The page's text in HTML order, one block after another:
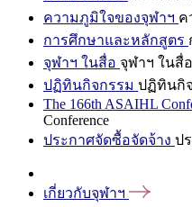
ความภูมิใจของจุฬาฯ ค
การศึกษาและหลักสูตร
จุฬาฯ ในสื่อ จุฬาฯ ในสื่อ
ปฏิทินกิจกรรม ปฏิทินกิ
The 166th ASAIHL
Conference
ประกาศจัดซื้อจัดจ้าง ป
เกี่ยวกับจุฬาฯ